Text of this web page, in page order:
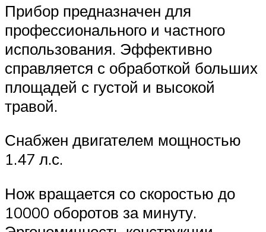
Прибор предназначен для
профессионального и частного
использования. Эффективно
справляется с обработкой больших
площадей с густой и высокой
травой.
Снабжен двигателем мощностью
1.47 л.с.
Нож вращается со скоростью до
10000 оборотов за минуту.